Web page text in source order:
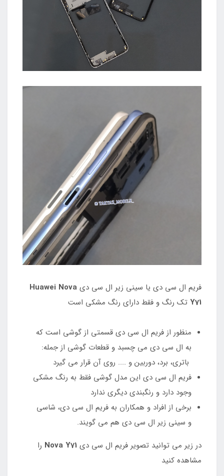
فریم ال سی دی یا سینی زیر ال سی دی Huawei Nova
Y71 تک رنگ و فقط دارای رنگ مشکی است
منظور از فریم ال سی دی قسمتی از گوشی است که
به ال سی دی می چسبد و قطعات گوشی از جمله:
باتری، برد، دوربین و .... روی آن قرار می گیرد
فریم ال سی دی این مدل گوشی فقط به رنگ مشکی
وجود دارد و رنگبندی دیگری ندارد
برخی از افراد و همکاران به فریم ال سی دی، شاسی
و سینی زیر ال سی دی هم می گویند.
در زیر می توانید تصویر فریم ال سی دی Nova Y71 را
مشاهده کنید